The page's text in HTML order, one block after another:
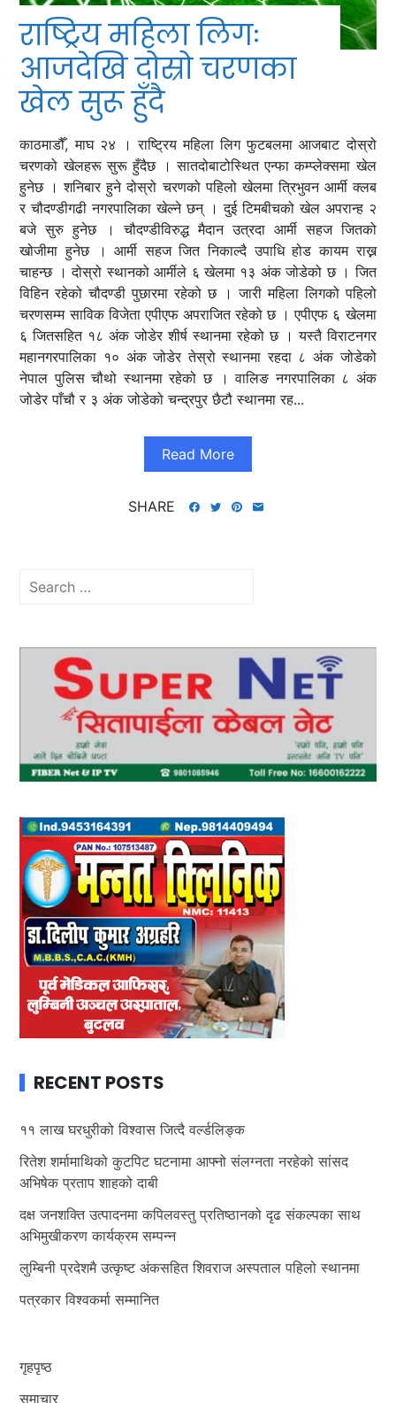
राष्ट्रिय महिला लिगः
आजदेखि दोस्रो चरणका
खेल सुरू हुँदै
काठमाडौँ, माघ २४ । राष्ट्रिय महिला लिग फुटबलमा आजबाट दोस्रो
चरणको खेलहरू सुरू हुँदैछ । सातदोबाटोस्थित एन्फा कम्प्लेक्समा खेल
हुनेछ । शनिबार हुने दोस्रो चरणको पहिलो खेलमा त्रिभुवन आर्मी क्लब
र चौदण्डीगढी नगरपालिका खेल्ने छन् । दुई टिमबीचको खेल अपरान्ह २
बजे सुरु हुनेछ । चौदण्डीविरुद्ध मैदान उत्रदा आर्मी सहज जितको
खोजीमा हुनेछ । आर्मी सहज जित निकाल्दै उपाधि होड कायम राख्न
चाहन्छ । दोस्रो स्थानको आर्मीले ६ खेलमा १३ अंक जोडेको छ । जित
विहिन रहेको चौदण्डी पुछारमा रहेको छ । जारी महिला लिगको पहिलो
चरणसम्म साविक विजेता एपीएफ अपराजित रहेको छ । एपीएफ ६ खेलमा
६ जितसहित १८ अंक जोडेर शीर्ष स्थानमा रहेको छ । यस्तै विराटनगर
महानगरपालिका १० अंक जोडेर तेस्रो स्थानमा रहदा ८ अंक जोडेको
नेपाल पुलिस चौथो स्थानमा रहेको छ । वालिङ नगरपालिका ८ अंक
जोडेर पाँचौ र ३ अंक जोडेको चन्द्रपुर छैटौ स्थानमा रह...
Read More
SHARE
Search
RECENT POSTS
११ लाख घरधुरीको विश्वास जित्दै वर्ल्डलिङ्क
रितेश शर्मामाथिको कुटपिट घटनामा आफ्नो संलग्नता नरहेको सांसद
अभिषेक प्रताप शाहको दाबी
दक्ष जनशक्ति उत्पादनमा कपिलवस्तु प्रतिष्ठानको दृढ संकल्पका साथ
अभिमुखीकरण कार्यक्रम सम्पन्न
लुम्बिनी प्रदेशमै उत्कृष्ट अंकसहित शिवराज अस्पताल पहिलो स्थानमा
पत्रकार विश्वकर्मा सम्मानित
गृहपृष्ठ
समाचार